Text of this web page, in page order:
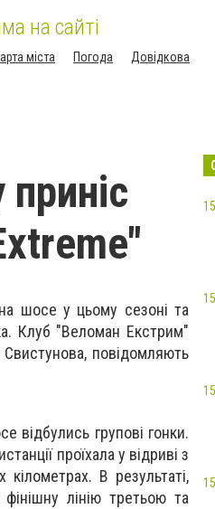
на сайті
міста Погода
Довідкова
шосе у цьому сезоні та
Клуб "Веломан Екстрим"
повідомляють
відбулись групові гонки.
проїхала у відриві з
В результаті,
лінію третьою та